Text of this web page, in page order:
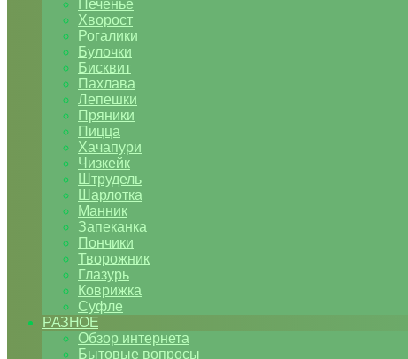
Печенье
Хворост
Рогалики
Булочки
Бисквит
Пахлава
Лепешки
Пряники
Пицца
Хачапури
Чизкейк
Штрудель
Шарлотка
Манник
Запеканка
Пончики
Творожник
Глазурь
Коврижка
Суфле
РАЗНОЕ
Обзор интернета
Бытовые вопросы